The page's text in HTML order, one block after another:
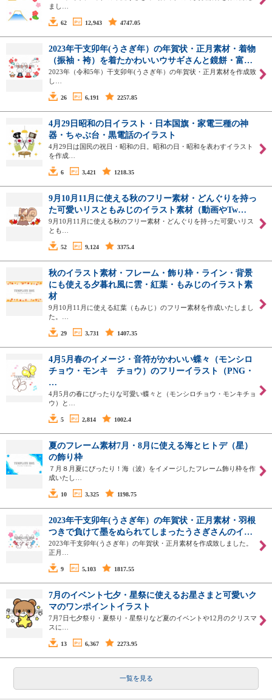
まし…
62 12,943 4747.05
2023年干支卯年(うさぎ年）の年賀状・正月素材・着物
（振袖・袴）を着たかわいいウサギさんと鏡餅・富…
2023年（令和5年）干支卯年(うさぎ年）の年賀状・正月素材を作成致
し…
26 6,191 2257.85
4月29日昭和の日イラスト・日本国旗・家電三種の神
器・ちゃぶ台・黒電話のイラスト
4月29日は国民の祝日・昭和の日。昭和の日・昭和を表わすイラスト
を作成…
6 3,421 1218.35
9月10月11月に使える秋のフリー素材・どんぐりを持っ
た可愛いリスともみじのイラスト素材（動画やTw…
9月10月11月に使える秋のフリー素材・どんぐりを持った可愛いリス
とも…
52 9,124 3375.4
秋のイラスト素材・フレーム・飾り枠・ライン・背景
にも使える夕暮れ風に雲・紅葉・もみじのイラスト素
材
9月10月11月に使える紅葉（もみじ）のフリー素材を作成いたしまし
た。…
29 3,731 1407.35
4月5月春のイメージ・音符がかわいい蝶々（モンシロ
チョウ・モンキ チョウ）のフリーイラスト（PNG・
…
4月5月の春にぴったりな可愛い蝶々と（モンシロチョウ・モンキチョ
ウ）と…
5 2,814 1002.4
夏のフレーム素材7月・8月に使える海とヒトデ（星）
の飾り枠
７月８月夏にぴったり！海（波）をイメージしたフレーム飾り枠を作
成いたし…
10 3,325 1198.75
2023年干支卯年(うさぎ年）の年賀状・正月素材・羽根
つきで負けて墨をぬられてしまったうさぎさんのイ…
2023年干支卯年(うさぎ年）の年賀状・正月素材を作成致しました。
正月…
9 5,103 1817.55
7月のイベント七夕・星祭に使えるお星さまと可愛いク
マのワンポイントイラスト
7月7日七夕祭り・夏祭り・星祭りなど夏のイベントや12月のクリスマ
スに…
13 6,367 2273.95
一覧を見る